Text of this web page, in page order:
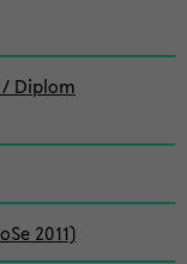
Diplom
2011)